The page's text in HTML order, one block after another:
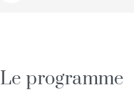
Le programme